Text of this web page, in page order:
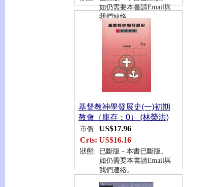
如仍需要本書請Email與
我們連絡。
基督教神學發展史(一)初期
教會（庫存：0） (林榮洪)
市價: US$17.96
Crts: US$16.16
狀態: 已斷版 - 本書已斷版。
如仍需要本書請Email與
我們連絡。